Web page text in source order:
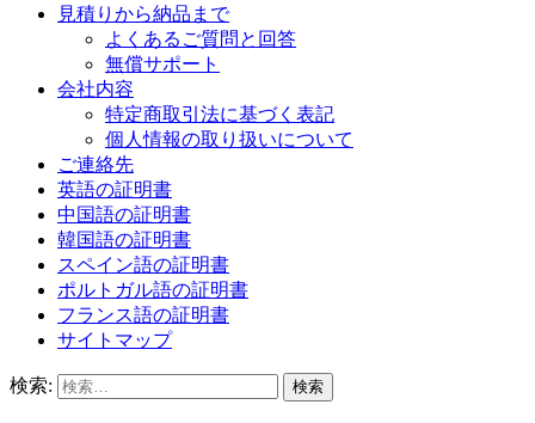
見積りから納品まで
よくあるご質問と回答
無償サポート
会社内容
特定商取引法に基づく表記
個人情報の取り扱いについて
ご連絡先
英語の証明書
中国語の証明書
韓国語の証明書
スペイン語の証明書
ポルトガル語の証明書
フランス語の証明書
サイトマップ
検索: